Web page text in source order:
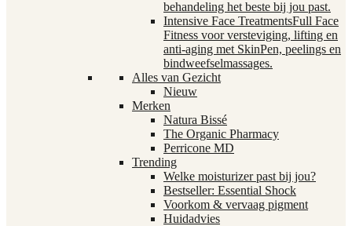
behandeling het beste bij jou past.
Intensive Face TreatmentsFull Face
Fitness voor versteviging, lifting en
anti-aging met SkinPen, peelings en
bindweefselmassages.
Alles van Gezicht
Nieuw
Merken
Natura Bissé
The Organic Pharmacy
Perricone MD
Trending
Welke moisturizer past bij jou?
Bestseller: Essential Shock
Voorkom & vervaag pigment
Huidadvies